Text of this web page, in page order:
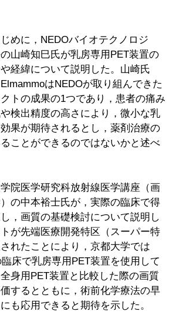
めに，NEDOバイオテクノロジ
山崎知巳氏が乳房専用PET装置の
経緯について説明した。山崎氏
はNEDOが取り組んできた
トの成果の1つであり，患者の痛み
検出精度の高さにより，微小な乳
果が期待されるとし，薬剤治療の
ことができるのではないかと述べ
院医学研究科放射線医学講座（画
の中本裕士氏が，実際の臨床で得
，画質の基礎検討について説明し
が先端医療開発特区（スーパー特
れたことにより，京都大学では
床で乳房専用PET装置を使用して
身用PET装置と比較した際の画質
するとともに，術前化学療法の早
も応用できると期待を示した。